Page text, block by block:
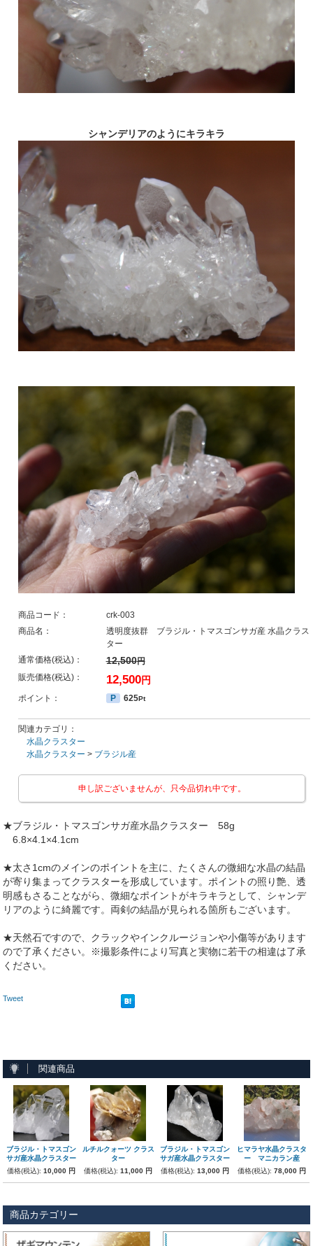
シャンデリアのようにキラキラ
商品コード：
crk-003
商品名：
透明度抜群 ブラジル・トマスゴンサガ産 水晶クラス
ター
通常価格(税込)：
12,500円
販売価格(税込)： 12,500円
ポイント： P 625Pt
関連カテゴリ：
水晶クラスター
水晶クラスター > ブラジル産
申し訳ございませんが、只今品切れ中です。
★ブラジル・トマスゴンサガ産水晶クラスター 58g
6.8×4.1×4.1cm
★太さ1cmのメインのポイントを主に、たくさんの微細な水晶の結晶
が寄り集まってクラスターを形成しています。ポイントの照り艶、透
明感もさることながら、微細なポイントがキラキラとして、シャンデ
リアのように綺麗です。両剣の結晶が見られる箇所もございます。
★天然石ですので、クラックやインクルージョンや小傷等があります
ので了承ください。※撮影条件により写真と実物に若干の相違は了承
ください。
Tweet
関連商品
ブラジル・トマスゴン
サガ産水晶クラスター
価格(税込):10,000 円
ルチルクォーツ クラス
ター
価格(税込):11,000 円
ブラジル・トマスゴン
サガ産水晶クラスター
価格(税込): 13,000 円
ヒマラヤ水晶クラスタ
ー マニカラン産
価格(税込): 78,000 円
商品カテゴリー